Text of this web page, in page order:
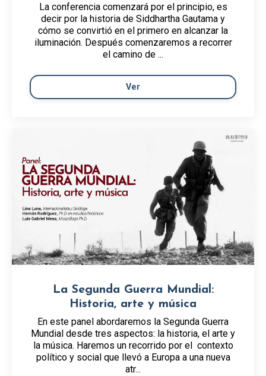
La conferencia comenzará por el principio, es
decir por la historia de Siddhartha Gautama y
cómo se convirtió en el primero en alcanzar la
iluminación. Después comenzaremos a recorrer
el camino de ...
Ver
La Segunda Guerra Mundial:
Historia, arte y música
En este panel abordaremos la Segunda Guerra
Mundial desde tres aspectos: la historia, el arte y
la música. Haremos un recorrido por el contexto
político y social que llevó a Europa a una nueva
atr...